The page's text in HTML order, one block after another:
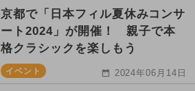
京都で「日本フィル夏休みコンサ
ート2024」が開催！ 親子で本
格クラシックを楽しもう
イベント 2024年06月14日